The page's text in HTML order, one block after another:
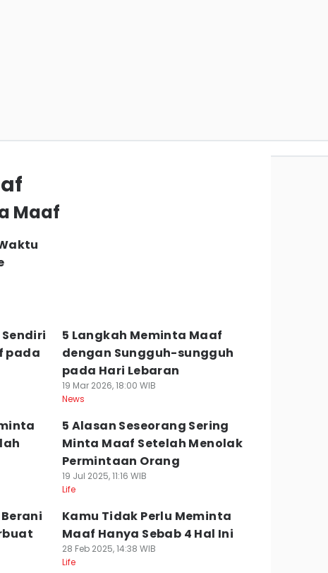
Maaf
pada
5 Langkah Meminta Maaf
dengan Sungguh-sungguh
pada Hari Lebaran
19 Mar 2026, 18:00 WIB
News
5 Alasan Seseorang Sering
Minta Maaf Setelah Menolak
Permintaan Orang
19 Jul 2025, 11:16 WIB
Life
Kamu Tidak Perlu Meminta
Maaf Hanya Sebab 4 Hal Ini
28 Feb 2025, 14:38 WIB
Life